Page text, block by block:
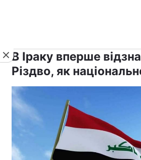
В Іраку вперше
Різдво, як